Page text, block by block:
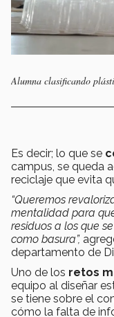
Alumna clasificando
Es decir; lo que se
campus, se queda
reciclaje que evita
“Queremos
mentalidad para
residuos a los que
como basura”,
departamento de
Uno de los retos
equipo al diseñar
se tiene sobre el
cómo la falta de